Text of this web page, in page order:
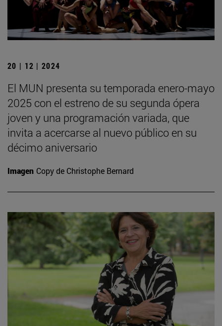
20 | 12 | 2024
El MUN presenta su temporada enero-mayo
2025 con el estreno de su segunda ópera
joven y una programación variada, que
invita a acercarse al nuevo público en su
décimo aniversario
Imagen Copy de Christophe Bernard